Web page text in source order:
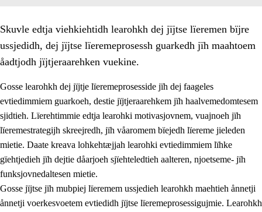
2.1 Sosijaale lïereme jïh evtiedimmie
Skuvle edtja viehkiehtidh learohkh dej jïjtse lïeremen bïjre
ussjedidh, dej jïjtse lïeremeprosessh guarkedh jïh maahtoem
åadtjodh jïjtjeraarehken vuekine.
Gosse learohkh dej jïjtje lïeremeprosesside jïh dej faageles
evtiedimmiem guarkoeh, destie jïjtjeraarehkem jïh haalvemedomtesem
sjidtieh. Lïerehtimmie edtja learohki motivasjovnem, vuajnoeh jïh
lïeremestrategijh skreejredh, jïh våaromem bïejedh lïereme jieleden
mietie. Daate kreava lohkehtæjjah learohki evtiedimmiem lïhke
gïehtjedieh jïh dejtie dåarjoeh sjïehteledtieh aalteren, njoetseme- jïh
funksjovnedaltesen mietie.
Gosse jïjtse jïh mubpiej lïeremem ussjedieh learohkh maehtieh ånnetji
ånnetji voerkesvoetem evtiedidh jïjtse lïeremeprosessigujmie. Learohkh